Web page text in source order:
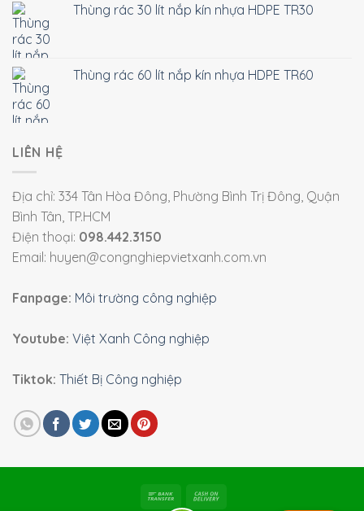
Thùng rác 30 lít nắp kín nhựa HDPE TR30
Thùng rác 60 lít nắp kín nhựa HDPE TR60
LIÊN HỆ
Địa chỉ: 334 Tân Hòa Đông, Phường Bình Trị Đông, Quận
Bình Tân, TP.HCM
Điện thoại: 098.442.3150
Email: huyen@congnghiepvietxanh.com.vn
Fanpage: Môi trường công nghiệp
Youtube: Việt Xanh Công nghiệp
Tiktok: Thiết Bị Công nghiệp